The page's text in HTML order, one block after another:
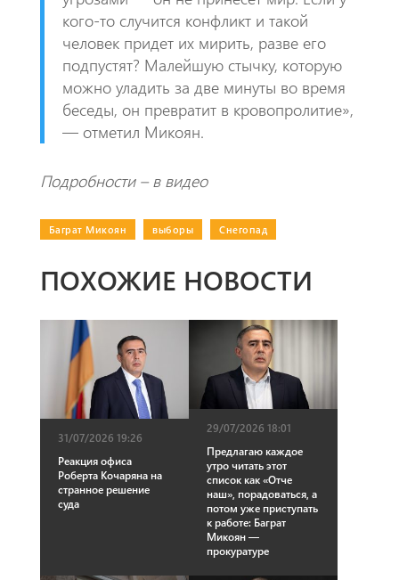
кого-то случится конфликт и такой
человек придет их мирить, разве его
подпустят? Малейшую стычку, которую
можно уладить за две минуты во время
беседы, он превратит в кровопролитие»,
— отметил Микоян.
Подробности – в видео
Баграт Микоян выборы Снегопад
ПОХОЖИЕ НОВОСТИ
31/07/2026 19:26
Реакция офиса
Роберта Кочаряна на
странное решение
суда
29/07/2026 18:01
Предлагаю каждое
утро читать этот
список как «Отче
наш», порадоваться, а
потом уже приступать
к работе: Баграт
Микоян —
прокуратуре